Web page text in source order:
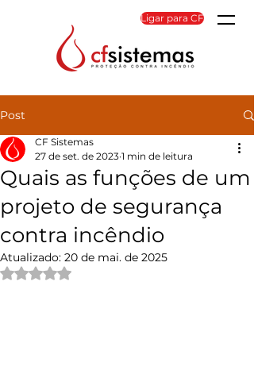
Ligar para CF
Post
Quais as funções de um
projeto de segurança
contra incêndio
CF Sistemas
27 de set. de 2023 1 min de leitura
Atualizado: 20 de mai. de 2025
Avaliado com NaN de 5 estrelas.